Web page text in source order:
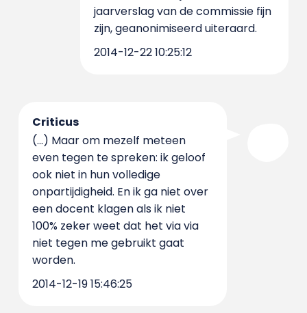
jaarverslag van de commissie fijn
zijn, geanonimiseerd uiteraard.
2014-12-22 10:25:12
Criticus
(...) Maar om mezelf meteen
even tegen te spreken: ik geloof
ook niet in hun volledige
onpartijdigheid. En ik ga niet over
een docent klagen als ik niet
100% zeker weet dat het via via
niet tegen me gebruikt gaat
worden.
2014-12-19 15:46:25